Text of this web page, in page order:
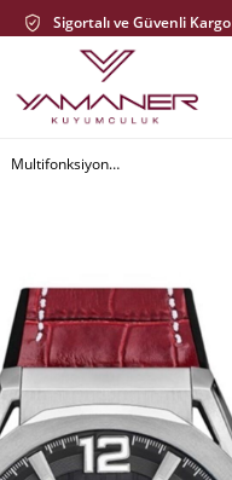
Sigortalı ve Güvenli Kargo
Multifonksiyonel Erkek Deri Görünümlü Silikon Kordonlu Kol Saati - Kırmızı Renk Pwg970.358